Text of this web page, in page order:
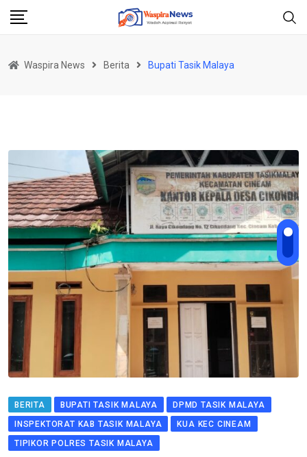
Skip
Waspira News Berita Bupati Tasik Malaya
BERITA BUPATI TASIK MALAYA
DPMD TASIK MALAYA
INSPEKTORAT KAB TASIK MALAYA
KUA KEC CINEAM
TIPIKOR POLRES TASIK MALAYA